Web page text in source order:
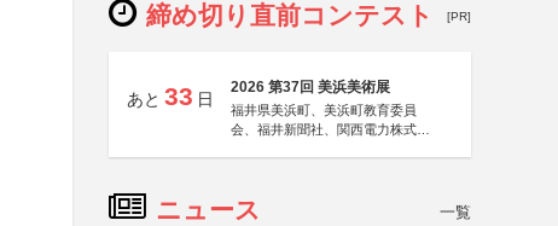
締め切り直前コンテスト [PR]
あと 33 日
2026 第37回 美浜美術展
福井県美浜町、美浜町教育委員
会、福井新聞社、関西電力株式会
ニュース 一覧